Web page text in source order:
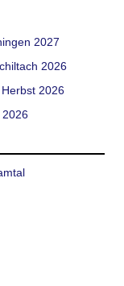
2027
2026
2026
2026